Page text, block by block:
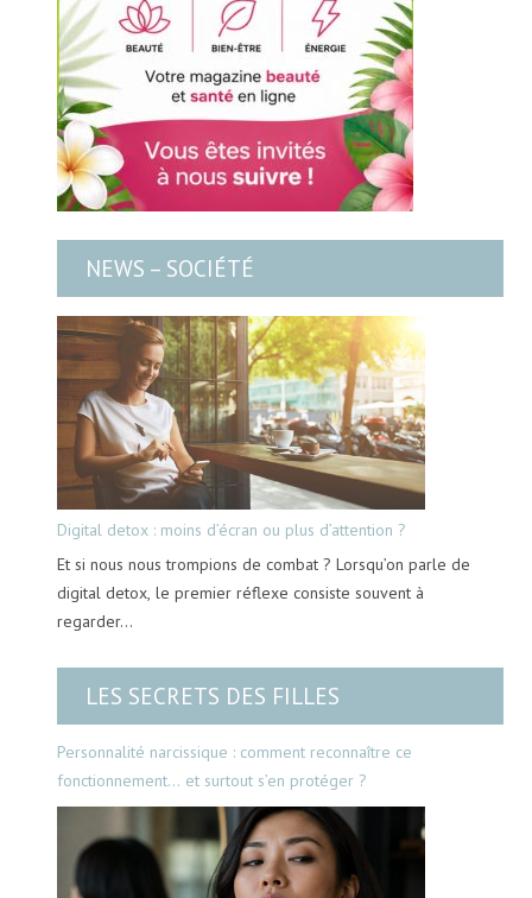
NEWS – SOCIÉTÉ
Digital detox : moins d’écran ou plus d’attention ?
Et si nous nous trompions de combat ? Lorsqu’on parle de
digital detox, le premier réflexe consiste souvent à
regarder…
LES SECRETS DES FILLES
Personnalité narcissique : comment reconnaître ce
fonctionnement… et surtout s’en protéger ?